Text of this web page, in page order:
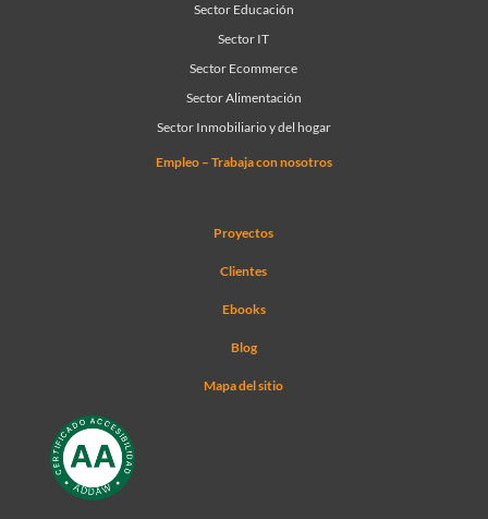
Sector Educación
Sector IT
Sector Ecommerce
Sector Alimentación
Sector Inmobiliario y del hogar
Empleo – Trabaja con nosotros
Proyectos
Clientes
Ebooks
Blog
Mapa del sitio